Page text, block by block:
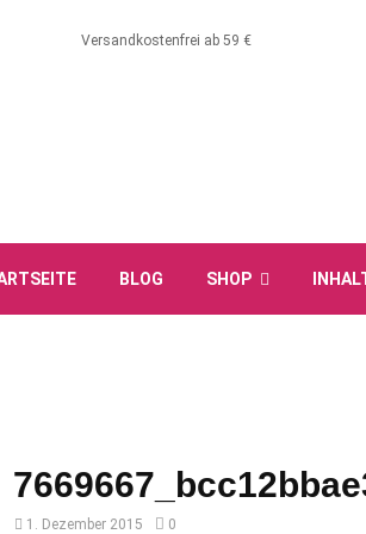
Versandkostenfrei ab 59 €
BLOG SHOP
1. Dezember 2015 0